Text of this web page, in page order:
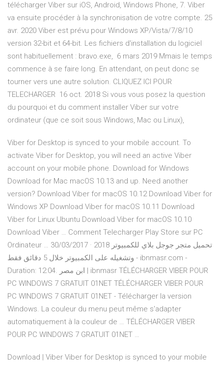
télécharger Viber sur iOS, Android, Windows Phone, 7. Viber
va ensuite procéder à la synchronisation de votre compte. 25
avr. 2020 Viber est prévu pour Windows XP/Vista/7/8/10
version 32-bit et 64-bit. Les fichiers d'installation du logiciel
sont habituellement : bravo.exe, 6 mars 2019 Mmais le temps
commence à se faire long. En attendant, on peut donc se
tourner vers une autre solution. CLIQUEZ ICI POUR
TELECHARGER 16 oct. 2018 Si vous vous posez la question
du pourquoi et du comment installer Viber sur votre
ordinateur (que ce soit sous Windows, Mac ou Linux),
Viber for Desktop is synced to your mobile account. To
activate Viber for Desktop, you will need an active Viber
account on your mobile phone. Download for Windows
Download for Mac macOS 10.13 and up. Need another
version? Download Viber for macOS 10.12 Download Viber for
Windows XP Download Viber for macOS 10.11 Download
Viber for Linux Ubuntu Download Viber for macOS 10.10
Download Viber … Comment Telecharger Play Store sur PC
Ordinateur … 30/03/2017 · تحميل متجر جوجل بلاي للكمبيوتر 2018
وتشغيله على الكمبيوتر خلال 5 دقائق فقط - ibnmasr.com -
Duration: 12:04. ابن مصر | ibnmasr TÉLÉCHARGER VIBER POUR
PC WINDOWS 7 GRATUIT 01NET TÉLÉCHARGER VIBER POUR
PC WINDOWS 7 GRATUIT 01NET - Télécharger la version
Windows. La couleur du menu peut même s'adapter
automatiquement à la couleur de … TÉLÉCHARGER VIBER
POUR PC WINDOWS 7 GRATUIT 01NET …
Download | Viber Viber for Desktop is synced to your mobile